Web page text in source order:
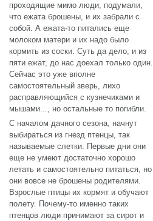
проходящие мимо люди, подумали,
что ежата брошены, и их забрали с
собой. А ежата-то питались еще
молоком матери и их надо было
кормить из соски. Суть да дело, и из
пяти ежат, до нас доехал только один.
Сейчас это уже вполне
самостоятельный зверь, лихо
расправляющийся с кузнечиками и
мышами..., но остальные то погибли.
С началом дачного сезона, начнут
выбираться из гнезд птенцы, так
называемые слетки. Первые дни они
еще не умеют достаточно хорошо
летать и самостоятельно питаться, но
они вовсе не брошены родителями.
Взрослые птицы их кормят и обучают
полету. Почему-то именно таких
птенцов люди принимают за сирот и